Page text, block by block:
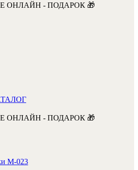
ОНЛАЙН - ПОДАРОК 🎁
ОНЛАЙН - ПОДАРОК 🎁
М-023